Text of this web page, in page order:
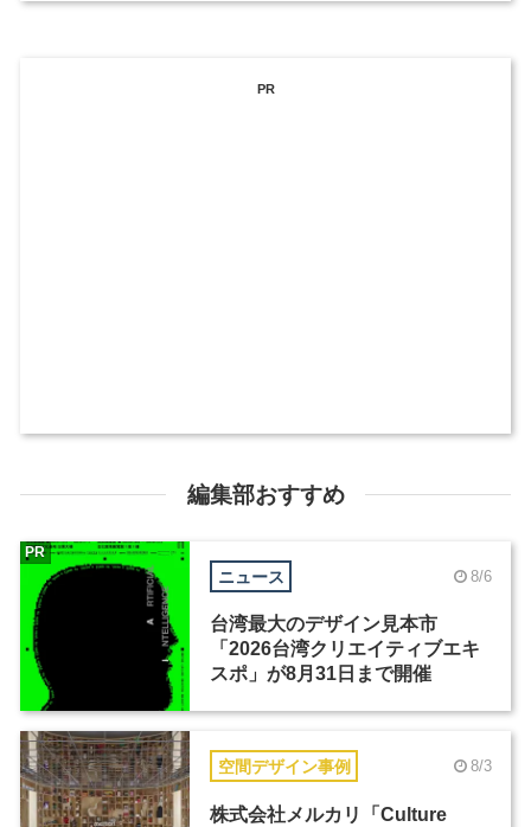
PR
編集部おすすめ
ニュース 8/6
台湾最大のデザイン見本市
「2026台湾クリエイティブエキ
スポ」が8月31日まで開催
PR
空間デザイン事例 8/3
株式会社メルカリ「Culture